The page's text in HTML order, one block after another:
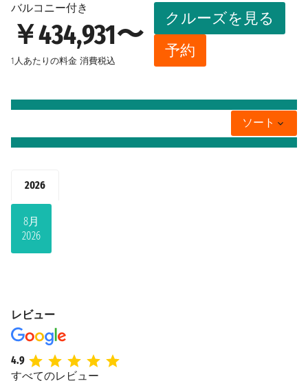
2026
8月
2026
バルコニー付き
￥434,931〜
1人あたりの料金 消費税込
クルーズを見る
予約
ソート
レビュー
4.9
すべてのレビュー